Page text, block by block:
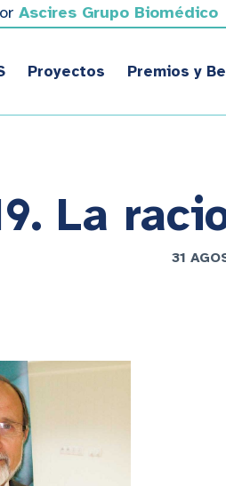
Ascires Grupo Biomédico
Proyectos Premios y
La
31